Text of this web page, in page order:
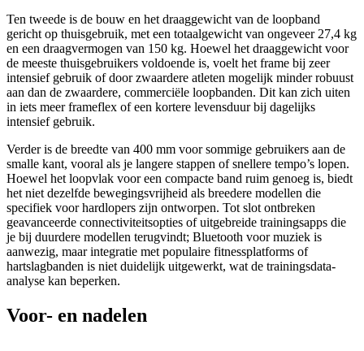
Ten tweede is de bouw en het draaggewicht van de loopband
gericht op thuisgebruik, met een totaalgewicht van ongeveer 27,4 kg
en een draagvermogen van 150 kg. Hoewel het draaggewicht voor
de meeste thuisgebruikers voldoende is, voelt het frame bij zeer
intensief gebruik of door zwaardere atleten mogelijk minder robuust
aan dan de zwaardere, commerciële loopbanden. Dit kan zich uiten
in iets meer frameflex of een kortere levensduur bij dagelijks
intensief gebruik.
Verder is de breedte van 400 mm voor sommige gebruikers aan de
smalle kant, vooral als je langere stappen of snellere tempo’s lopen.
Hoewel het loopvlak voor een compacte band ruim genoeg is, biedt
het niet dezelfde bewegingsvrijheid als breedere modellen die
specifiek voor hardlopers zijn ontworpen. Tot slot ontbreken
geavanceerde connectiviteitsopties of uitgebreide trainingsapps die
je bij duurdere modellen terugvindt; Bluetooth voor muziek is
aanwezig, maar integratie met populaire fitnessplatforms of
hartslagbanden is niet duidelijk uitgewerkt, wat de trainingsdata-
analyse kan beperken.
Voor- en nadelen